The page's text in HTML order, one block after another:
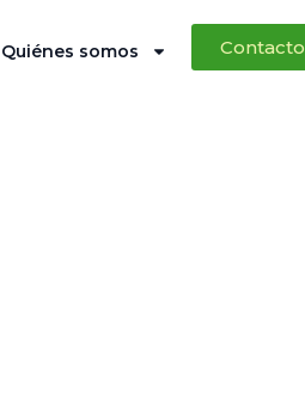
Quiénes somos Contacto